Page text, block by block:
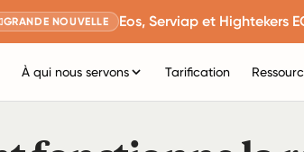
GRANDE NOUVELLE Eos, Serviap et Hightekers
À qui nous servons Tarification